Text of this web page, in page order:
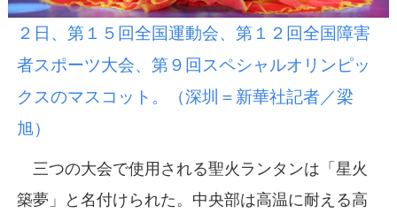
２日、第１５回全国運動会、第１２回全国障害
者スポーツ大会、第９回スペシャルオリンピッ
クスのマスコット。（深圳＝新華社記者／梁
旭）
三つの大会で使用される聖火ランタンは「星火
築夢」と名付けられた。中央部は高温に耐える高